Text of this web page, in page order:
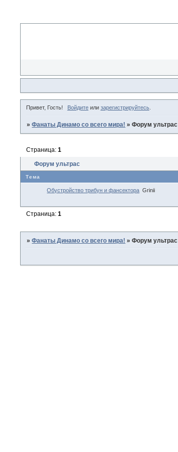
Привет, Гость! Войдитеили зарегистрируйтесь.
»Фанаты Динамо со всего мира! »Форум ультрас
Форум ультрас
Страница:1
Тема
Обустройство трибун и фансектора Grinii
Страница:1
»Фанаты Динамо со всего мира! »Форум ультрас